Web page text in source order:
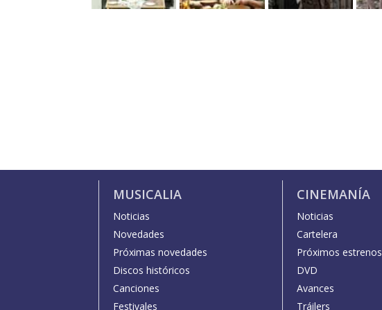
MUSICALIA
Noticias
Novedades
Próximas novedades
Discos históricos
Canciones
Festivales
CINEMANÍA
Noticias
Cartelera
Próximos estrenos
DVD
Avances
Tráilers